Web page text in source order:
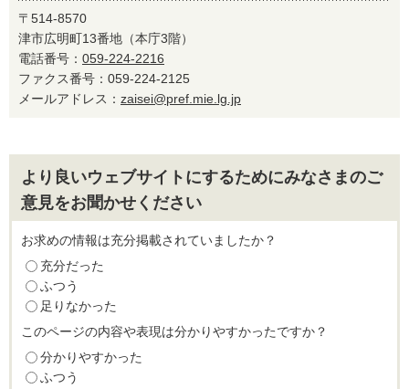
〒514-8570
津市広明町13番地（本庁3階）
電話番号： 059-224-2216
ファクス番号：059-224-2125
メールアドレス： zaisei@pref.mie.lg.jp
より良いウェブサイトにするためにみなさまのご
意見をお聞かせください
お求めの情報は充分掲載されていましたか？
充分だった
ふつう
足りなかった
このページの内容や表現は分かりやすかったですか？
分かりやすかった
ふつう